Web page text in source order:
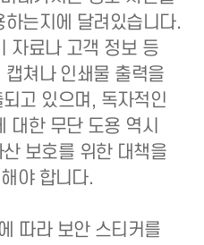
는지에 달려있습니다.
자료나 고객 정보 등
쳐나 인쇄물 출력을
고 있으며, 독자적인
대한 무단 도용 역시
보호를 위한 대책을
야 합니다.
따라 보안 스티커를